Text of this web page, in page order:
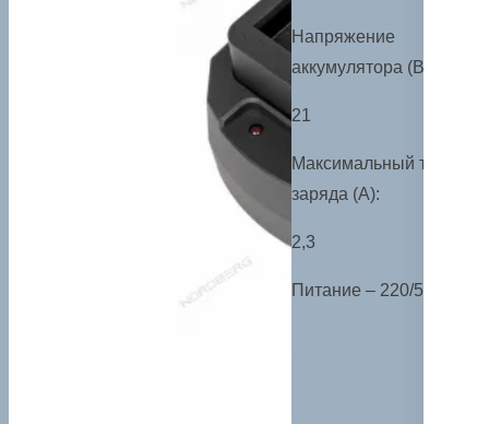
Напряжение
аккумулятора (В):
21
Максимальный ток
заряда (А):
2,3
Питание – 220/50 В/Гц